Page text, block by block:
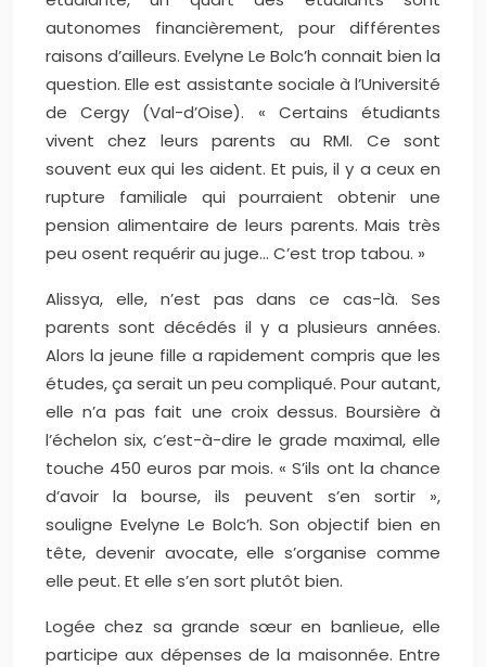
autonomes financièrement, pour différentes
raisons d’ailleurs. Evelyne Le Bolc’h connait bien la
question. Elle est assistante sociale à l’Université
de Cergy (Val-d’Oise). « Certains étudiants
vivent chez leurs parents au RMI. Ce sont
souvent eux qui les aident. Et puis, il y a ceux en
rupture familiale qui pourraient obtenir une
pension alimentaire de leurs parents. Mais très
peu osent requérir au juge… C’est trop tabou. »
Alissya, elle, n’est pas dans ce cas-là. Ses
parents sont décédés il y a plusieurs années.
Alors la jeune fille a rapidement compris que les
études, ça serait un peu compliqué. Pour autant,
elle n’a pas fait une croix dessus. Boursière à
l’échelon six, c’est-à-dire le grade maximal, elle
touche 450 euros par mois. « S’ils ont la chance
d’avoir la bourse, ils peuvent s’en sortir »,
souligne Evelyne Le Bolc’h. Son objectif bien en
tête, devenir avocate, elle s’organise comme
elle peut. Et elle s’en sort plutôt bien.
Logée chez sa grande sœur en banlieue, elle
participe aux dépenses de la maisonnée. Entre